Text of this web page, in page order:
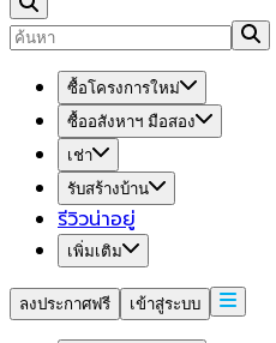
ซื้อโครงการใหม่
ซื้ออสังหาฯ มือสอง
เช่า
รับสร้างบ้าน
รีวิวน่าอยู่
เพิ่มเติม
ลงประกาศฟรี เข้าสู่ระบบ